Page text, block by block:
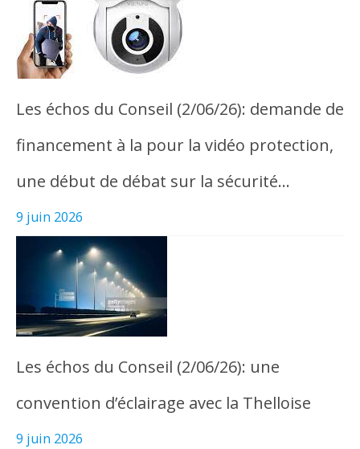
Les échos du Conseil (2/06/26): demande de
financement à la pour la vidéo protection,
une début de débat sur la sécurité…
9 juin 2026
Les échos du Conseil (2/06/26): une
convention d’éclairage avec la Thelloise
9 juin 2026